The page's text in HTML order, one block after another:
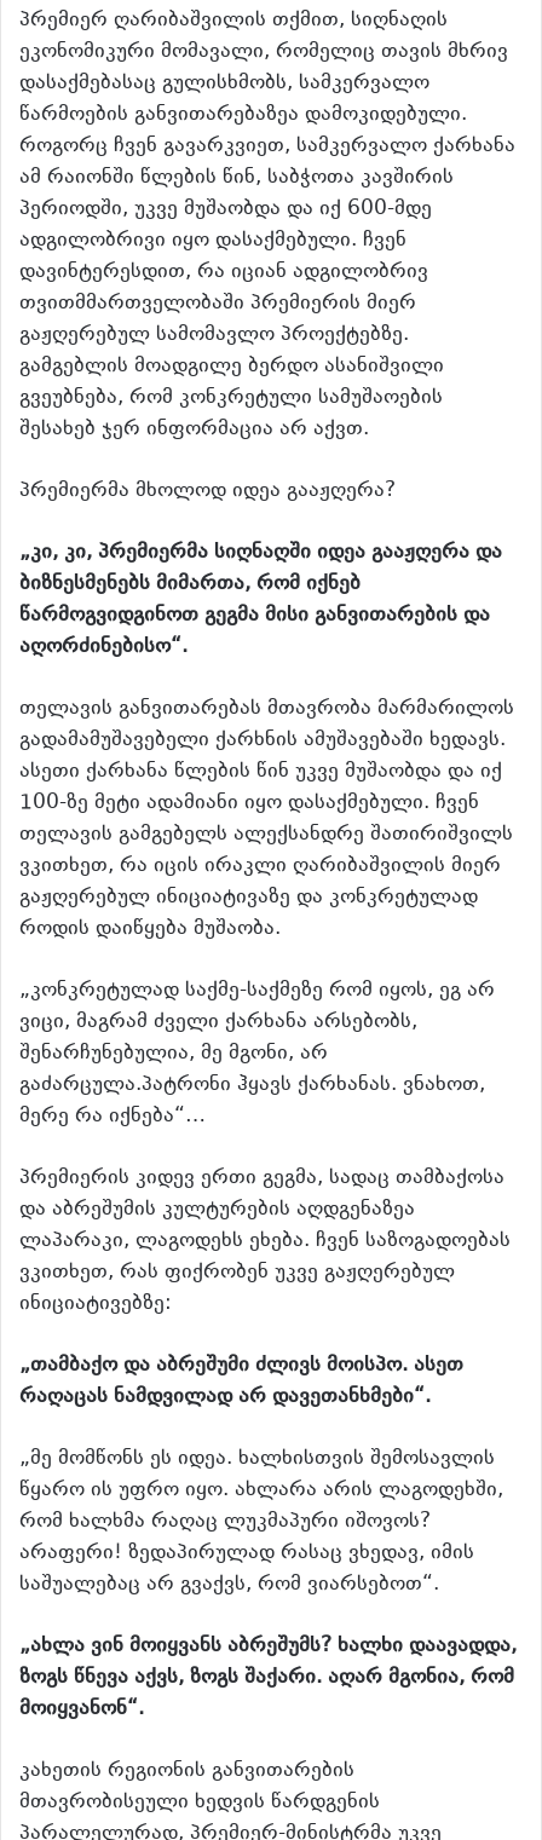
პრემიერ ღარიბაშვილის თქმით, სიღნაღის
ეკონომიკური მომავალი, რომელიც თავის მხრივ
დასაქმებასაც გულისხმობს, სამკერვალო
წარმოების განვითარებაზეა დამოკიდებული.
როგორც ჩვენ გავარკვიეთ, სამკერვალო ქარხანა
ამ რაიონში წლების წინ, საბჭოთა კავშირის
პერიოდში, უკვე მუშაობდა და იქ 600-მდე
ადგილობრივი იყო დასაქმებული. ჩვენ
დავინტერესდით, რა იციან ადგილობრივ
თვითმმართველობაში პრემიერის მიერ
გაჟღერებულ სამომავლო პროექტებზე.
გამგებლის მოადგილე ბერდო ასანიშვილი
გვეუბნება, რომ კონკრეტული სამუშაოების
შესახებ ჯერ ინფორმაცია არ აქვთ.
პრემიერმა მხოლოდ იდეა გააჟღერა?
„კი, კი, პრემიერმა სიღნაღში იდეა გააჟღერა და
ბიზნესმენებს მიმართა, რომ იქნებ
წარმოგვიდგინოთ გეგმა მისი განვითარების და
აღორძინებისო“.
თელავის განვითარებას მთავრობა მარმარილოს
გადამამუშავებელი ქარხნის ამუშავებაში ხედავს.
ასეთი ქარხანა წლების წინ უკვე მუშაობდა და იქ
100-ზე მეტი ადამიანი იყო დასაქმებული. ჩვენ
თელავის გამგებელს ალექსანდრე შათირიშვილს
ვკითხეთ, რა იცის ირაკლი ღარიბაშვილის მიერ
გაჟღერებულ ინიციატივაზე და კონკრეტულად
როდის დაიწყება მუშაობა.
„კონკრეტულად საქმე-საქმეზე რომ იყოს, ეგ არ
ვიცი, მაგრამ ძველი ქარხანა არსებობს,
შენარჩუნებულია, მე მგონი, არ
გაძარცულა.პატრონი ჰყავს ქარხანას. ვნახოთ,
მერე რა იქნება“…
პრემიერის კიდევ ერთი გეგმა, სადაც თამბაქოსა
და აბრეშუმის კულტურების აღდგენაზეა
ლაპარაკი, ლაგოდეხს ეხება. ჩვენ საზოგადოებას
ვკითხეთ, რას ფიქრობენ უკვე გაჟღერებულ
ინიციატივებზე:
„თამბაქო და აბრეშუმი ძლივს მოისპო. ასეთ
რაღაცას ნამდვილად არ დავეთანხმები“.
„მე მომწონს ეს იდეა. ხალხისთვის შემოსავლის
წყარო ის უფრო იყო. ახლარა არის ლაგოდეხში,
რომ ხალხმა რაღაც ლუკმაპური იშოვოს?
არაფერი! ზედაპირულად რასაც ვხედავ, იმის
საშუალებაც არ გვაქვს, რომ ვიარსებოთ“.
„ახლა ვინ მოიყვანს აბრეშუმს? ხალხი დაავადდა,
ზოგს წნევა აქვს, ზოგს შაქარი. აღარ მგონია, რომ
მოიყვანონ“.
კახეთის რეგიონის განვითარების
მთავრობისეული ხედვის წარდგენის